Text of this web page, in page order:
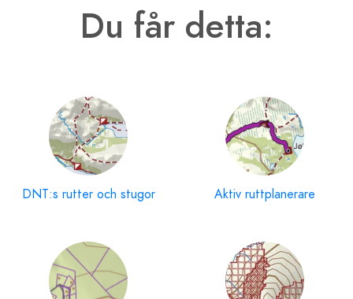
Du får detta:
DNT:s rutter och stugor Aktiv ruttplanerare